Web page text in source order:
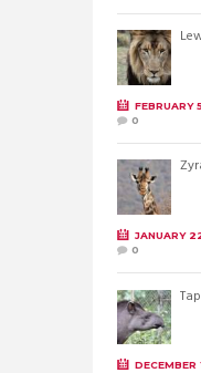
FEBRUARY
0
JANUARY
0
DECEMBER